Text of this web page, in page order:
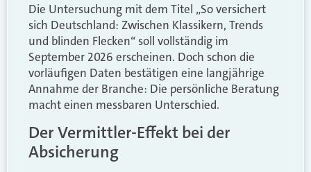
Die Untersuchung mit dem Titel „So versichert
sich Deutschland: Zwischen Klassikern, Trends
und blinden Flecken“ soll vollständig im
September 2026 erscheinen. Doch schon die
vorläufigen Daten bestätigen eine langjährige
Annahme der Branche: Die persönliche Beratung
macht einen messbaren Unterschied.
Der Vermittler-Effekt bei der
Absicherung